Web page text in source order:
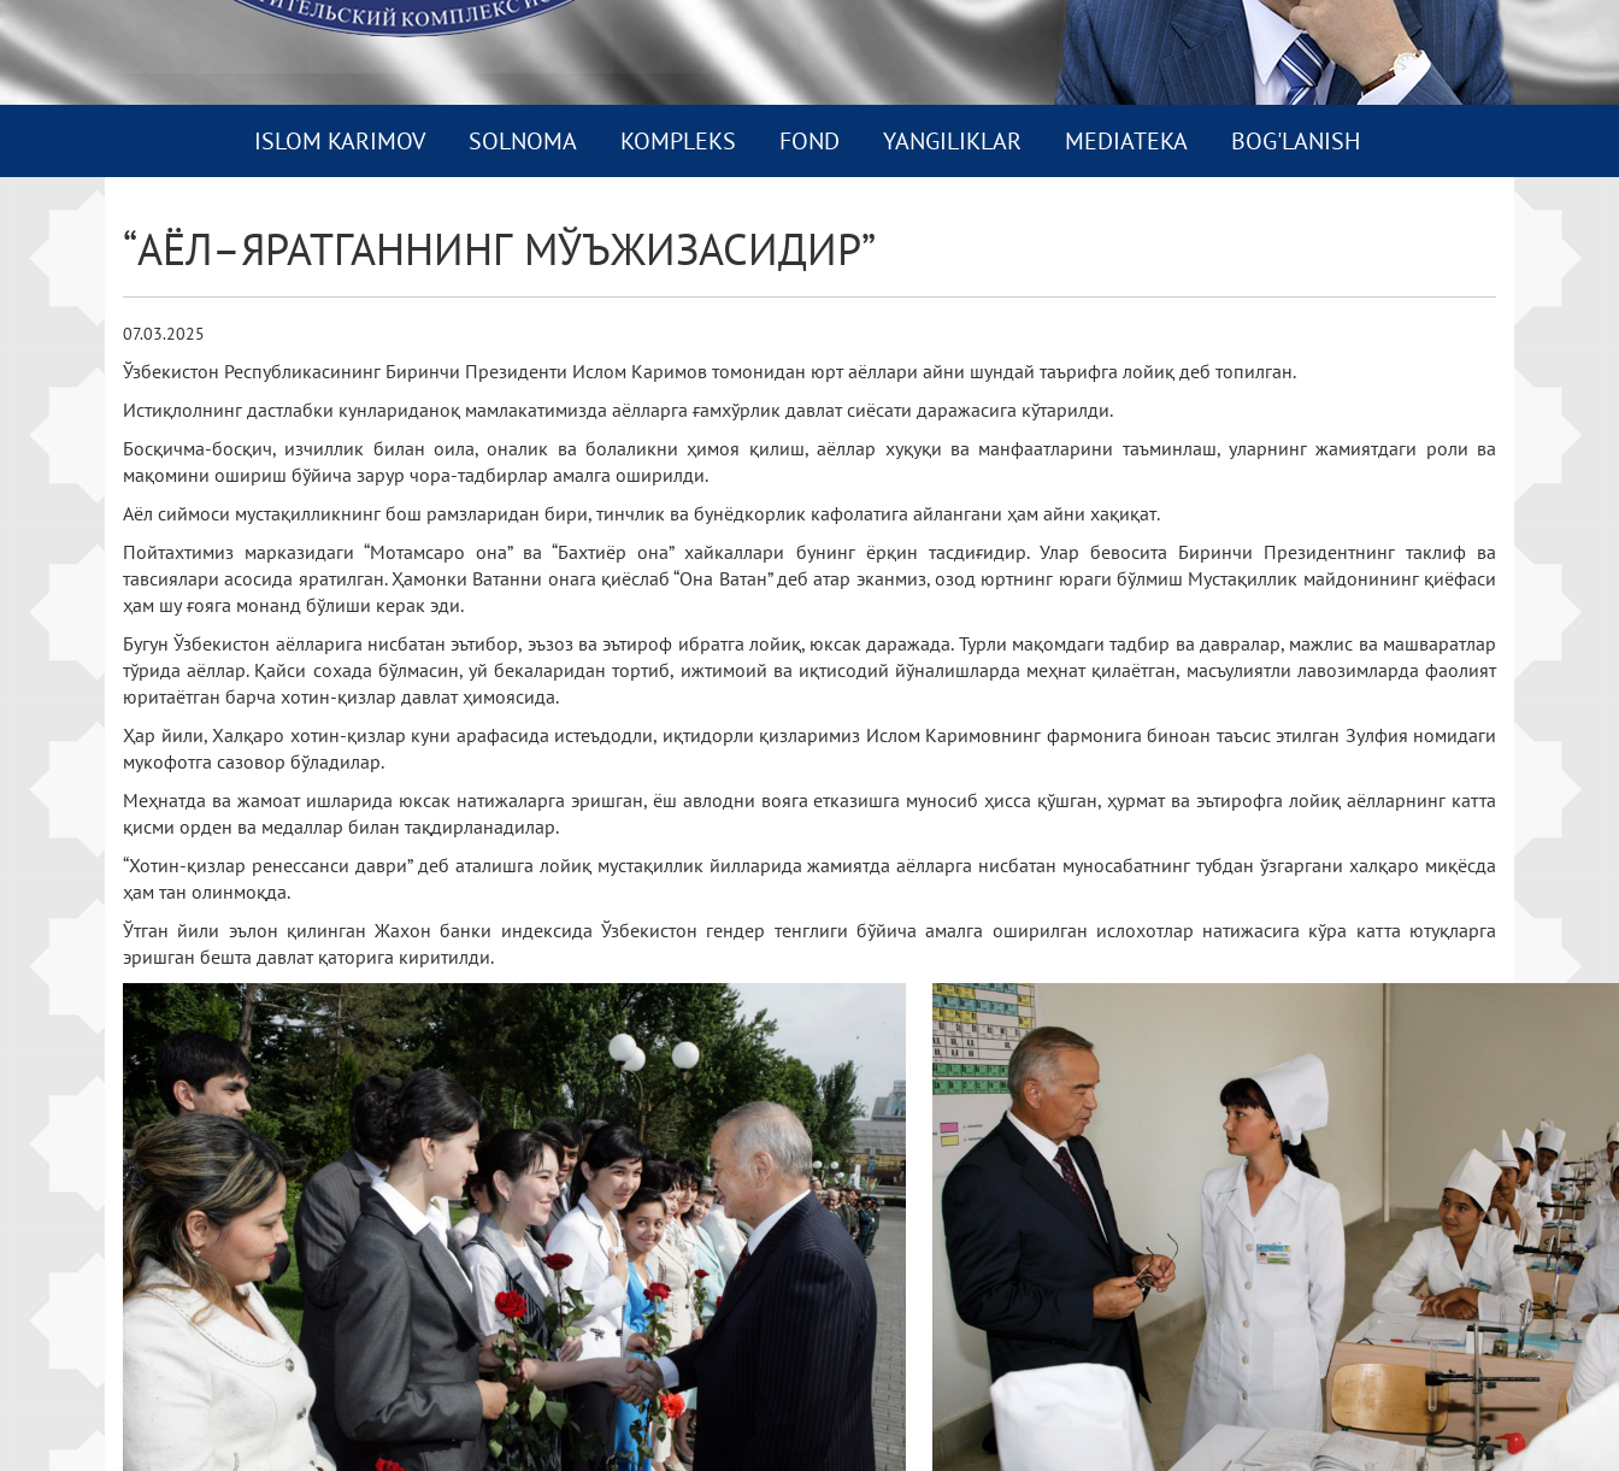
ISLOM KARIMOV SOLNOMA KOMPLEKS FOND YANGILIKLAR MEDIATEKA BOG'LANISH
“АЁЛ–ЯРАТГАННИНГ МЎЪЖИЗАСИДИР”
07.03.2025
Ўзбекистон Республикасининг Биринчи Президенти Ислом Каримов томонидан юрт аёллари айни шундай таърифга лойиқ деб топилган.
Истиқлолнинг дастлабки кунлариданоқ мамлакатимизда аёлларга ғамхўрлик давлат сиёсати даражасига кўтарилди.
Босқичма-босқич, изчиллик билан оила, оналик ва болаликни ҳимоя қилиш, аёллар хуқуқи ва манфаатларини таъминлаш, уларнинг жамиятдаги роли ва
мақомини ошириш бўйича зарур чора-тадбирлар амалга оширилди.
Аёл сиймоси мустақилликнинг бош рамзларидан бири, тинчлик ва бунёдкорлик кафолатига айлангани ҳам айни хақиқат.
Пойтахтимиз марказидаги “Мотамсаро она” ва “Бахтиёр она” хайкаллари бунинг ёрқин тасдиғидир. Улар бевосита Биринчи Президентнинг таклиф ва
тавсиялари асосида яратилган. Ҳамонки Ватанни онага қиёслаб “Она Ватан” деб атар эканмиз, озод юртнинг юраги бўлмиш Мустақиллик майдонининг қиёфаси
ҳам шу ғояга монанд бўлиши керак эди.
Бугун Ўзбекистон аёлларига нисбатан эътибор, эъзоз ва эътироф ибратга лойиқ, юксак даражада. Турли мақомдаги тадбир ва давралар, мажлис ва машваратлар
тўрида аёллар. Қайси сохада бўлмасин, уй бекаларидан тортиб, ижтимоий ва иқтисодий йўналишларда меҳнат қилаётган, масъулиятли лавозимларда фаолият
юритаётган барча хотин-қизлар давлат ҳимоясида.
Ҳар йили, Халқаро хотин-қизлар куни арафасида истеъдодли, иқтидорли қизларимиз Ислом Каримовнинг фармонига биноан таъсис этилган Зулфия номидаги
мукофотга сазовор бўладилар.
Меҳнатда ва жамоат ишларида юксак натижаларга эришган, ёш авлодни вояга етказишга муносиб ҳисса қўшган, ҳурмат ва эътирофга лойиқ аёлларнинг катта
қисми орден ва медаллар билан тақдирланадилар.
“Хотин-қизлар ренессанси даври” деб аталишга лойиқ мустақиллик йилларида жамиятда аёлларга нисбатан муносабатнинг тубдан ўзгаргани халқаро миқёсда
ҳам тан олинмоқда.
Ўтган йили эълон қилинган Жахон банки индексида Ўзбекистон гендер тенглиги бўйича амалга оширилган ислохотлар натижасига кўра катта ютуқларга
эришган бешта давлат қаторига киритилди.